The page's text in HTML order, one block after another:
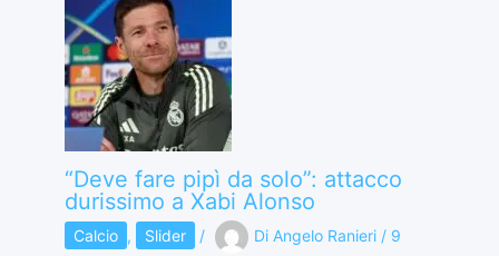
“Deve fare pipì da solo”: attacco
durissimo a Xabi Alonso
Calcio , Slider / Di Angelo Ranieri / 9